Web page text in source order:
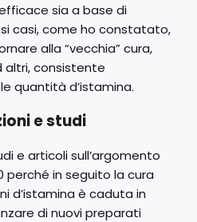
sia a base di
casi, come ho constatato,
alla “vecchia” cura,
altri, consistente
quantità d’istamina.
e studi
e articoli sull’argomento
perché in seguito la cura
d’istamina è caduta in
di nuovi preparati